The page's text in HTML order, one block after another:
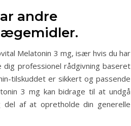
andre
Melatonin 3 mg, især hvis du har
professionel rådgivning baseret
tilskuddet er sikkert og passende
3 mg kan bidrage til at undgå
del af at opretholde din generelle